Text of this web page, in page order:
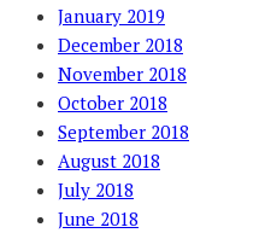
January 2019
December 2018
November 2018
October 2018
September 2018
August 2018
July 2018
June 2018